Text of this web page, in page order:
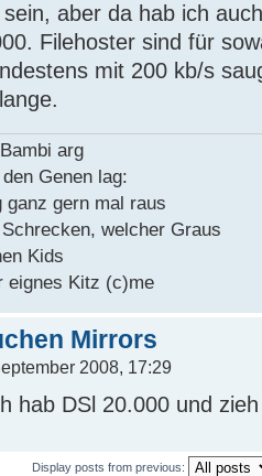
aber da hab ich
Filehoster sind für
mit 200 kb/s
arg
Genen lag:
ganz gern mal raus
welcher Graus
Kids
eignes Kitz (c)me
Mirrors
2008, 17:29
hab DSl 20.000 und
Display posts from previous: